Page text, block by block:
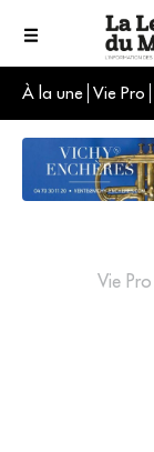
À la une Vie Pro
Vie Pro